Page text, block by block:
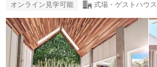
オンライン見学可能 式場・ゲストハウス